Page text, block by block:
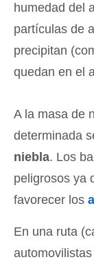
humedad del
partículas de
precipitan
quedan en el
A la masa de
determinada
niebla. Los
peligrosos ya
favorecer los
En una ruta